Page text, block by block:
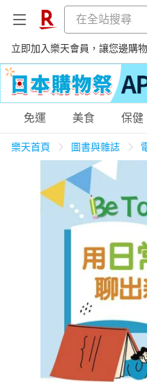
立即加入樂天會員，讓您邊購
購物網分類
天天免運
3C家電
日本購物 電子/紙本書
HOT
免運 美食 保健
樂天首頁 圖書與雜誌